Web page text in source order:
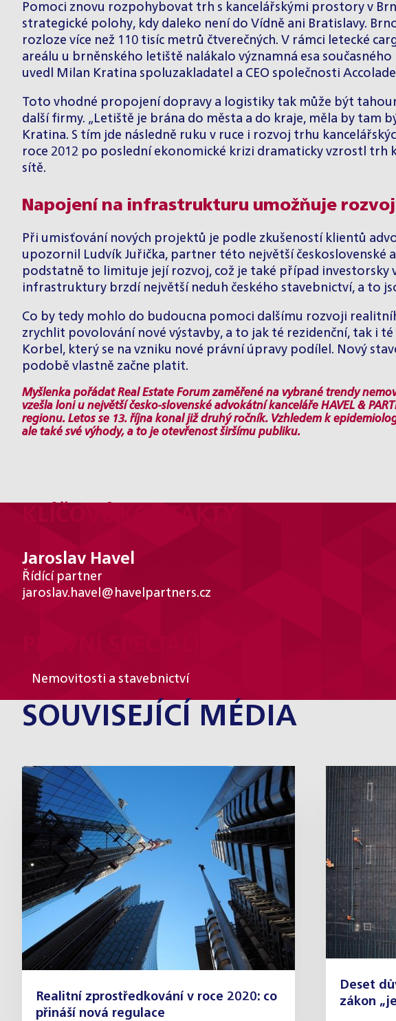
Pomoci znovu rozpohybovat trh s kancelářskými prostory v
strategické polohy, kdy daleko není do Vídně ani Bratislavy.
rozloze více než 110 tisíc metrů čtverečných. V rámci letecké
areálu u brněnského letiště nalákalo významná esa
uvedl Milan Kratina spoluzakladatel a CEO společnosti
Toto vhodné propojení dopravy a logistiky tak může být
další firmy. „Letiště je brána do města a do kraje, měla by tam
Kratina. S tím jde následně ruku v ruce i rozvoj trhu
roce 2012 po poslední ekonomické krizi dramaticky vzrostl trh
sítě.
Napojení na infrastrukturu umožňuje rozvoj
Při umisťování nových projektů je podle zkušeností klientů
upozornil
Ludvík Juřička, partner této největší československé
podstatně to limituje její rozvoj, což je také případ investorsky
infrastruktury brzdí největší neduh českého stavebnictví, a to
Co by tedy mohlo do budoucna pomoci dalšímu rozvoji
zrychlit povolování nové výstavby, a to jak té rezidenční, tak i té
Korbel , který se na vzniku nové právní úpravy podílel. Nový
podobě vlastně začne platit.
Myšlenka pořádatReal Estate Forumzaměřené na vybrané trendy
vzešla loni u největší česko-slovenské advokátní kanceláře HAVEL &
regionu. Letos se 13. října konal již druhý ročník. Vzhledem k
ale také své výhody, a to je otevřenost širšímu publiku.
Jaroslav Havel
Řídící partner
jaroslav.havel@havelpartners.cz
Nemovitosti a stavebnictví
SOUVISEJÍCÍ MÉDIA
Realitní zprostředkování v roce 2020: co
přináší nová regulace
Deset
zákon